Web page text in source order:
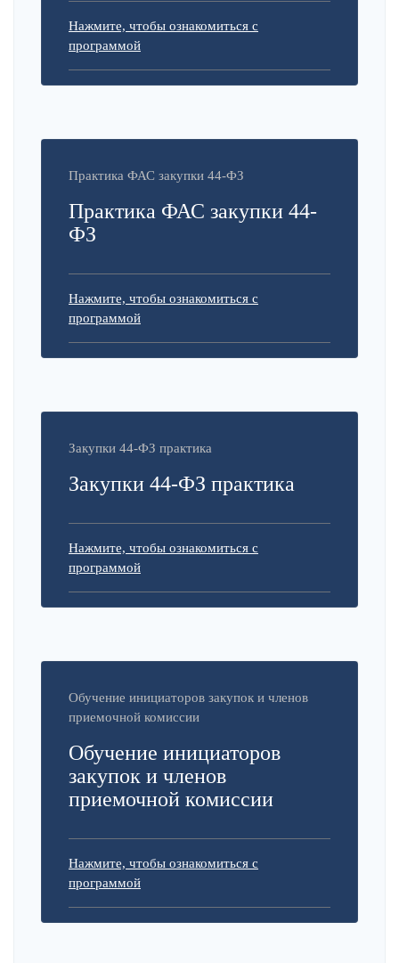
Нажмите, чтобы ознакомиться с
программой
Практика ФАС закупки 44-ФЗ
Практика ФАС закупки 44-
ФЗ
Нажмите, чтобы ознакомиться с
программой
Закупки 44-ФЗ практика
Закупки 44-ФЗ практика
Нажмите, чтобы ознакомиться с
программой
Обучение инициаторов закупок и членов
приемочной комиссии
Обучение инициаторов
закупок и членов
приемочной комиссии
Нажмите, чтобы ознакомиться с
программой